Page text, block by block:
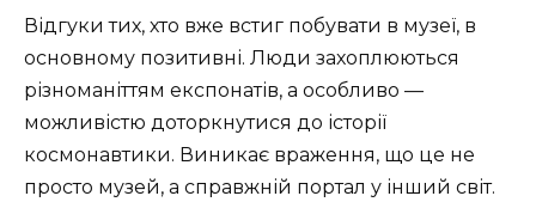
Відгуки тих, хто вже встиг побувати в музеї, в
основному позитивні. Люди захоплюються
різноманіттям експонатів, а особливо —
можливістю доторкнутися до історії
космонавтики. Виникає враження, що це не
просто музей, а справжній портал у інший світ.